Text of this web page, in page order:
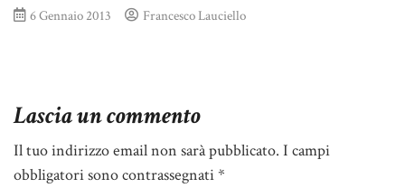
6 Gennaio 2013 Francesco Lauciello
Lascia un commento
Il tuo indirizzo email non sarà pubblicato. I campi
obbligatori sono contrassegnati*